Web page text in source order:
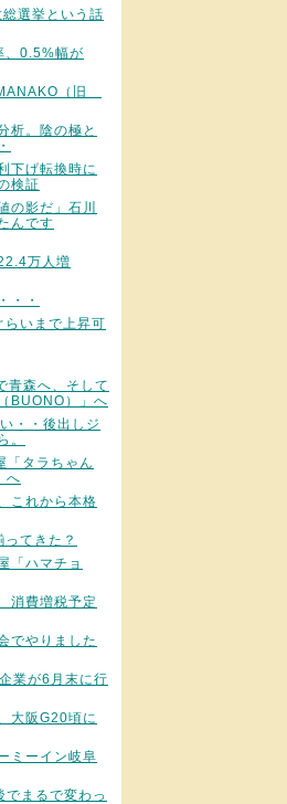
選挙という話
、0.5%幅が
（旧
析。陰の極と
下げ転換時に
検証
の影だ」石川
んです
万人増
・・
らいまで上昇可
森へ、そして
BUONO）」へ
・・後出しジ
。
「タラちゃん
へ
これから本格
てきた？
「ハマチョ
消費増税予定
でやりました
業が6月末に行
大阪G20頃に
ミーイン岐阜
でまるで変わっ